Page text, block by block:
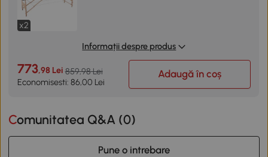
x2
Informații despre produs
773,98 Lei 859,98 Lei
Economisesti: 86,00 Lei
Adaugă în coș
Comunitatea Q&A (0)
Pune o intrebare